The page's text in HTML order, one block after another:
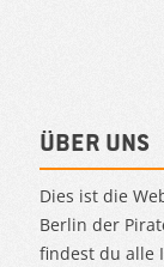
Über uns
Dies ist die
Berlin der
findest du alle